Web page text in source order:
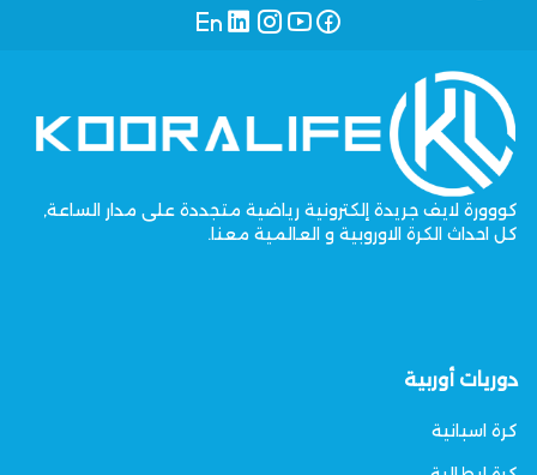
كووورة لايف جريدة إلكترونية رياضية متجددة على مدار الساعة,
كل احداث الكرة الاوروبية و العالمية معنا.
دوريات أوربية
كرة اسبانية